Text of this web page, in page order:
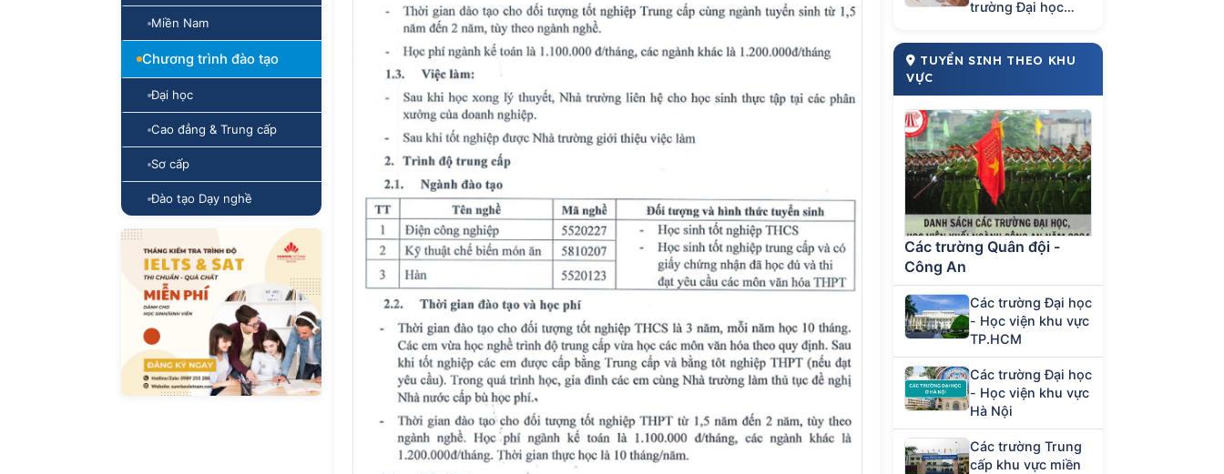
Miền Nam
Chương trình đào tạo
Đại học
Cao đẳng & Trung cấp
Sơ cấp
Đào tạo Dạy nghề
trường Đại học
TUYỂN SINH THEO KHU
VỰC
Các trường Quân đội -
Công An
Các trường Đại học
- Học viện khu vực
TP.HCM
Các trường Đại học
- Học viện khu vực
Hà Nội
Các trường Trung
cấp khu vực miền